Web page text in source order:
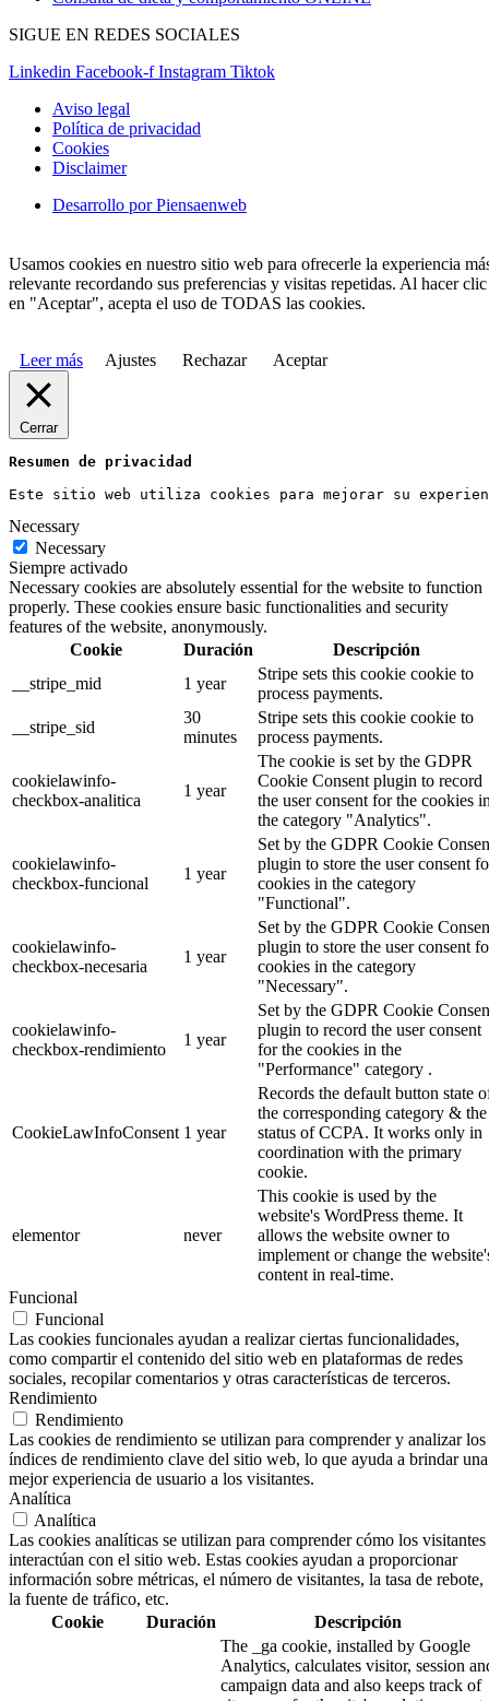
SIGUE EN REDES SOCIALES
Linkedin Facebook-f Instagram Tiktok
Aviso legal
Política de privacidad
Cookies
Disclaimer
Desarrollo por Piensaenweb
Usamos cookies en nuestro sitio web para ofrecerle la experiencia
relevante recordando sus preferencias y visitas repetidas. Al hacer clic
en "Aceptar", acepta el uso de TODAS las cookies.
Leer más Ajustes Rechazar Aceptar
Cerrar
Resumen de privacidad
Este sitio web utiliza cookies para mejorar su
Necessary
Necessary
Siempre activado
Necessary cookies are absolutely essential for the website to function
properly. These cookies ensure basic functionalities and security
features of the website, anonymously.
Cookie
Duración
Descripción
__stripe_mid
1 year
Stripe sets this cookie cookie to
process payments.
__stripe_sid
30
minutes
Stripe sets this cookie cookie to
process payments.
cookielawinfo-
checkbox-analitica
1 year
The cookie is set by the GDPR
Cookie Consent plugin to record
the user consent for the cookies
the category "Analytics".
cookielawinfo-
checkbox-funcional
1 year
Set by the GDPR Cookie
plugin to store the user consent
cookies in the category
"Functional".
cookielawinfo-
checkbox-necesaria
1 year
Set by the GDPR Cookie
plugin to store the user consent
cookies in the category
"Necessary".
cookielawinfo-
checkbox-rendimiento
1 year
Set by the GDPR Cookie
plugin to record the user consent
for the cookies in the
"Performance" category .
CookieLawInfoConsent 1 year
Records the default button state
the corresponding category & the
status of CCPA. It works only in
coordination with the primary
cookie.
elementor never
This cookie is used by the
website's WordPress theme. It
allows the website owner to
implement or change the
content in real-time.
Funcional
Funcional
Las cookies funcionales ayudan a realizar ciertas funcionalidades,
como compartir el contenido del sitio web en plataformas de redes
sociales, recopilar comentarios y otras características de terceros.
Rendimiento
Rendimiento
Las cookies de rendimiento se utilizan para comprender y analizar los
índices de rendimiento clave del sitio web, lo que ayuda a brindar una
mejor experiencia de usuario a los visitantes.
Analítica
Analítica
Las cookies analíticas se utilizan para comprender cómo los visitantes
interactúan con el sitio web. Estas cookies ayudan a proporcionar
información sobre métricas, el número de visitantes, la tasa de rebote,
la fuente de tráfico, etc.
Cookie
Duración Descripción
The _ga cookie, installed by Google
Analytics, calculates visitor, session
campaign data and also keeps track of